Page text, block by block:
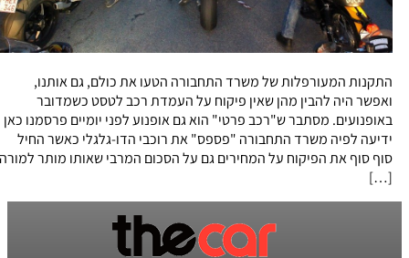
התקנות המעורפלות של משרד התחבורה הטעו את כולם, גם אותנו,
ואפשר היה להבין מהן שאין פיקוח על העמדת רכב לטסט כשמדובר
באופנועים. מסתבר ש"רכב פרטי" הוא גם אופנוע לפני יומיים פרסמנו כאן
ידיעה לפיה משרד התחבורה "פספס" את רוכבי הדו-גלגלי כאשר החיל
סוף סוף את הפיקוח על המחירים גם על הסכום המרבי שאותו מותר למורה
[…]